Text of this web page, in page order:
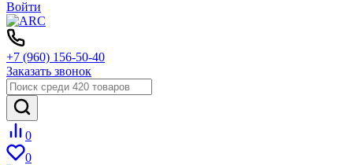
Войти
+7 (960) 156-50-40
Заказать звонок
0
0